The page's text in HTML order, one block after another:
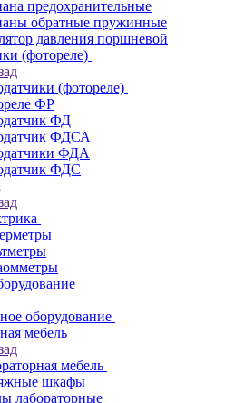
предохранительные
обратные пружинные
давления поршневой
(фотореле)
(фотореле)
ФР
ФД
ФДСА
ФДА
ФДС
оборудование
мебель
мебель
шкафы
лабораторные